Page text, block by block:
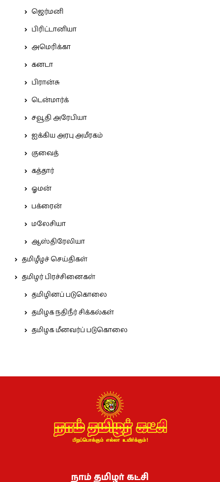
ஜெர்மனி
பிரிட்டானியா
அமெரிக்கா
கனடா
பிரான்சு
டென்மார்க்
சவூதி அரேபியா
ஐக்கிய அரபு அமீரகம்
குவைத்
கத்தார்
ஓமன்
பக்ரைன்
மலேசியா
ஆஸ்திரேலியா
தமிழீழச் செய்திகள்
தமிழர் பிரச்சினைகள்
தமிழினப் படுகொலை
தமிழக நதிநீர் சிக்கல்கள்
தமிழக மீனவர்ப் படுகொலை
நாம் தமிழர் கட்சி